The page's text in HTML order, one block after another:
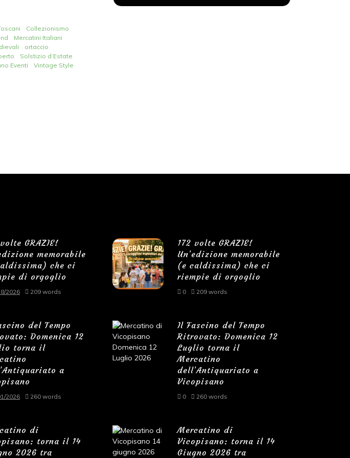
Collezionismo
Mercatini Italiani
ortaccio
Solstizio d’Estate
Eventi
Vintage Style
GRAZIE!
memorabile
che ci
di orgoglio
2026 209 words
del Tempo
Domenica 12
torna il
a
2026 260 words
di
torna il 14
2026 tra
172 volte GRAZIE!
Un’edizione memorabile
(e caldissima) che ci
riempie di orgoglio
0 209 words
Il Fascino del Tempo
Ritrovato: Domenica 12
Luglio torna il
Mercatino
dell’Antiquariato a
Vicopisano
0 260 words
Mercatino di
Vicopisano: torna il 14
Giugno 2026 tra